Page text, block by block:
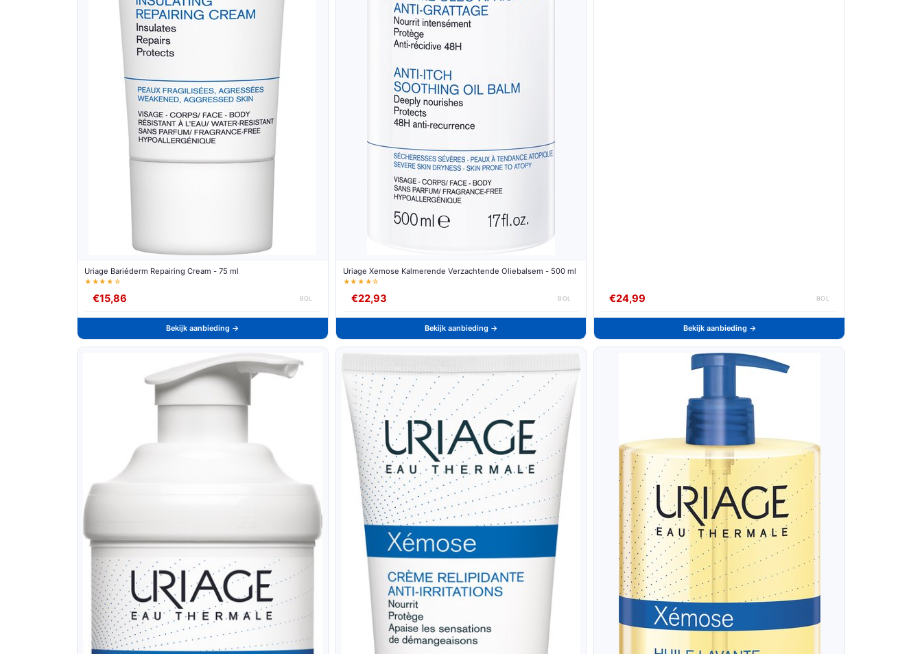
Uriage Bariéderm Repairing Cream - 75 ml
★★★★☆
€15,86 BOL
Bekijk aanbieding →
Uriage Xemose Kalmerende Verzachtende Oliebalsem - 500 ml
★★★★☆
€22,93 BOL
Bekijk aanbieding →
€24,99 BOL
Bekijk aanbieding →